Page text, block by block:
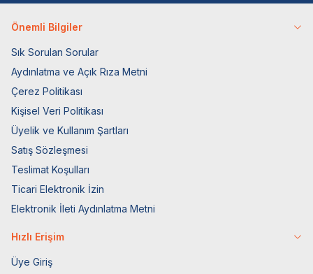
Önemli Bilgiler
Sık Sorulan Sorular
Aydınlatma ve Açık Rıza Metni
Çerez Politikası
Kişisel Veri Politikası
Üyelik ve Kullanım Şartları
Satış Sözleşmesi
Teslimat Koşulları
Ticari Elektronik İzin
Elektronik İleti Aydınlatma Metni
Hızlı Erişim
Üye Giriş